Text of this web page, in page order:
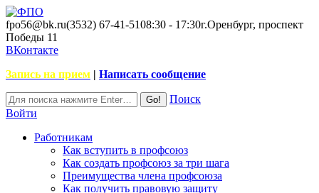
fpo56@bk.ru(3532) 67-41-5108:30 - 17:30г.Оренбург, проспект
Победы 11
ВКонтакте
Запись на прием | Написать сообщение
Поиск
Войти
Работникам
Как вступить в профсоюз
Как создать профсоюз за три шага
Преимущества члена профсоюза
Как получить правовую защиту